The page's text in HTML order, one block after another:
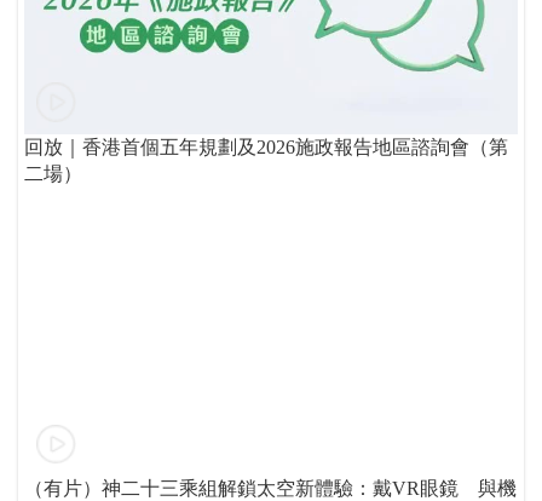
回放｜香港首個五年規劃及2026施政報告地區諮詢會（第
二場）
（有片）神二十三乘組解鎖太空新體驗：戴VR眼鏡 與機